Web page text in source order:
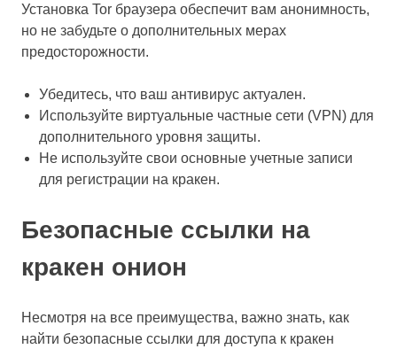
Установка Tor браузера обеспечит вам анонимность,
но не забудьте о дополнительных мерах
предосторожности.
Убедитесь, что ваш антивирус актуален.
Используйте виртуальные частные сети (VPN) для
дополнительного уровня защиты.
Не используйте свои основные учетные записи
для регистрации на кракен.
Безопасные ссылки на
кракен онион
Несмотря на все преимущества, важно знать, как
найти безопасные ссылки для доступа к кракен